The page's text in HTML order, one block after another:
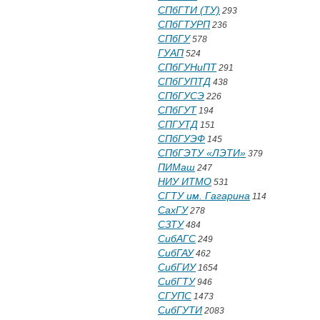
СПбГТИ (ТУ) 293
СПбГТУРП 236
СПбГУ578
ГУАП 524
СПбГУНиПТ 291
СПбГУПТД 438
СПбГУСЭ 226
СПбГУТ 194
СПГУТД 151
СПбГУЭФ 145
СПбГЭТУ «ЛЭТИ» 379
ПИМаш 247
НИУ ИТМО 531
СГТУ им. Гагарина 114
СахГУ278
СЗТУ484
СибАГС 249
СибГАУ462
СибГИУ1654
СибГТУ946
СГУПС 1473
СибГУТИ 2083